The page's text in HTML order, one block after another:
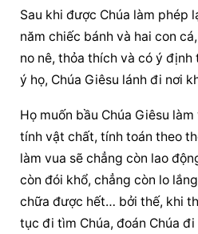
Sau khi được Chúa làm phép
năm chiếc bánh và hai con
no nê, thỏa thích và có ý định
ý họ, Chúa Giêsu lánh đi nơi
Họ muốn bầu Chúa Giêsu
tính vật chất, tính toán theo
làm vua sẽ chẳng còn lao
còn đói khổ, chẳng còn lo
chữa được hết… bởi thế, khi
tục đi tìm Chúa, đoán Chúa